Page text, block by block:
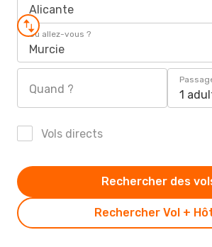
Alicante
Où allez-vous ?
Murcie
Quand ? 1
Vols directs
Rechercher Vol +
Rechercher des